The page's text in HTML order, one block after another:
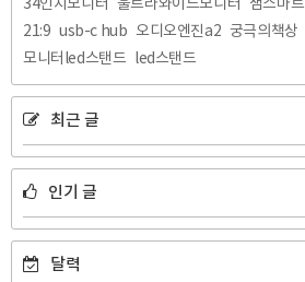
34인치모니터
울트라와이드모니터 샘스마트
21:9 usb-c hub 오디오엔진a2 궁극의책상
모니터led스탠드 led스탠드
최근 글
인기 글
달력